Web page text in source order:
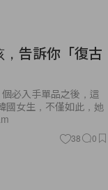
告訴你「復古
必入手單品之後，這
國女生，不僅如此，她
38 0